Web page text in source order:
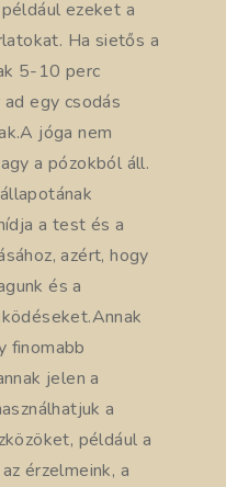
ezeket a
Ha sietős a
5-10 perc
egy csodás
jóga nem
a pózokból áll.
a test és a
azért, hogy
és a
finomabb
jelen a
a
például a
érzelmeink, a